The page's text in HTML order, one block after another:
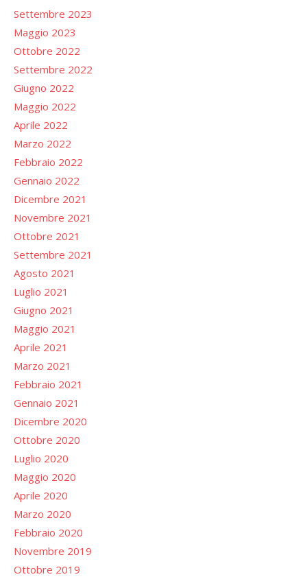
Settembre 2023
Maggio 2023
Ottobre 2022
Settembre 2022
Giugno 2022
Maggio 2022
Aprile 2022
Marzo 2022
Febbraio 2022
Gennaio 2022
Dicembre 2021
Novembre 2021
Ottobre 2021
Settembre 2021
Agosto 2021
Luglio 2021
Giugno 2021
Maggio 2021
Aprile 2021
Marzo 2021
Febbraio 2021
Gennaio 2021
Dicembre 2020
Ottobre 2020
Luglio 2020
Maggio 2020
Aprile 2020
Marzo 2020
Febbraio 2020
Novembre 2019
Ottobre 2019